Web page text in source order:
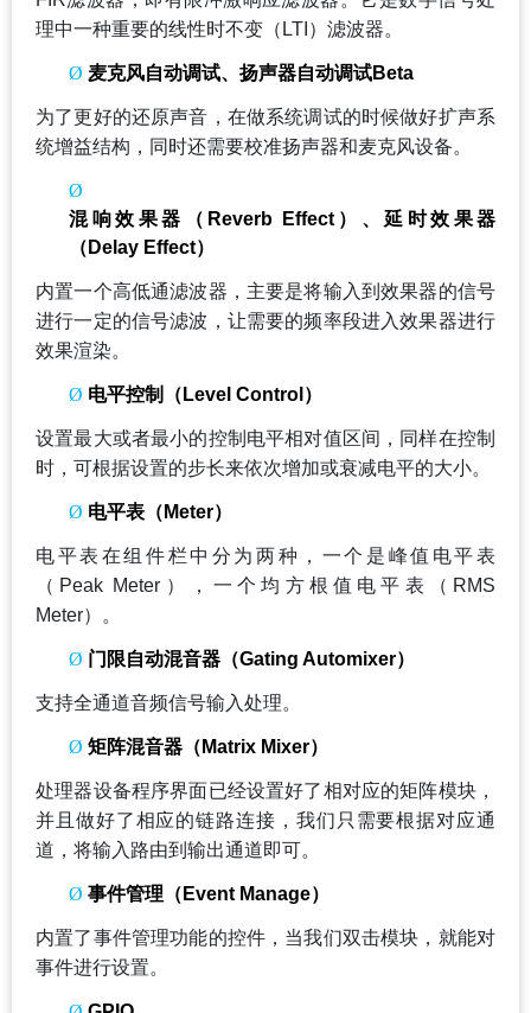
理中一种重要的线性时不变（LTI）滤波器。
Ø 麦克风自动调试、扬声器自动调试Beta
为了更好的还原声音，在做系统调试的时候做好扩声系
统增益结构，同时还需要校准扬声器和麦克风设备。
Ø
混响效果器（Reverb Effect）、延时效果器
（Delay Effect）
内置一个高低通滤波器，主要是将输入到效果器的信号
进行一定的信号滤波，让需要的频率段进入效果器进行
效果渲染。
Ø 电平控制（Level Control）
设置最大或者最小的控制电平相对值区间，同样在控制
时，可根据设置的步长来依次增加或衰减电平的大小。
Ø 电平表（Meter）
电平表在组件栏中分为两种，一个是峰值电平表
（Peak Meter），一个均方根值电平表（RMS
Meter）。
Ø 门限自动混音器（Gating Automixer）
支持全通道音频信号输入处理。
Ø 矩阵混音器（Matrix Mixer）
处理器设备程序界面已经设置好了相对应的矩阵模块，
并且做好了相应的链路连接，我们只需要根据对应通
道，将输入路由到输出通道即可。
Ø 事件管理（Event Manage）
内置了事件管理功能的控件，当我们双击模块，就能对
事件进行设置。